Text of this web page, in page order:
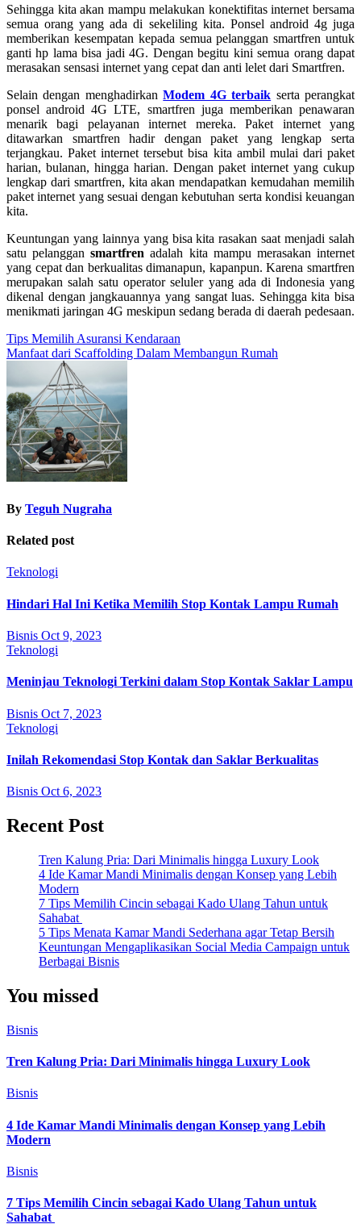
Sehingga kita akan mampu melakukan konektifitas internet bersama
semua orang yang ada di sekeliling kita. Ponsel android 4g juga
memberikan kesempatan kepada semua pelanggan smartfren untuk
ganti hp lama bisa jadi 4G. Dengan begitu kini semua orang dapat
merasakan sensasi internet yang cepat dan anti lelet dari Smartfren.
Selain dengan menghadirkanModem 4G terbaik serta perangkat
ponsel android 4G LTE, smartfren juga memberikan penawaran
menarik bagi pelayanan internet mereka. Paket internet yang
ditawarkan smartfren hadir dengan paket yang lengkap serta
terjangkau. Paket internet tersebut bisa kita ambil mulai dari paket
harian, bulanan, hingga harian. Dengan paket internet yang cukup
lengkap dari smartfren, kita akan mendapatkan kemudahan memilih
paket internet yang sesuai dengan kebutuhan serta kondisi keuangan
kita.
Keuntungan yang lainnya yang bisa kita rasakan saat menjadi salah
satu pelanggansmartfren adalah kita mampu merasakan internet
yang cepat dan berkualitas dimanapun, kapanpun. Karena smartfren
merupakan salah satu operator seluler yang ada di Indonesia yang
dikenal dengan jangkauannya yang sangat luas. Sehingga kita bisa
menikmati jaringan 4G meskipun sedang berada di daerah pedesaan.
Post
navigation
Tips Memilih Asuransi Kendaraan
Manfaat dari Scaffolding Dalam Membangun Rumah
By Teguh Nugraha
Related post
Teknologi
Hindari Hal Ini Ketika Memilih Stop Kontak Lampu Rumah
Bisnis Oct 9, 2023
Teknologi
Meninjau Teknologi Terkini dalam Stop Kontak Saklar Lampu
Bisnis Oct 7, 2023
Teknologi
Inilah Rekomendasi Stop Kontak dan Saklar Berkualitas
Bisnis Oct 6, 2023
Recent Post
Tren Kalung Pria: Dari Minimalis hingga Luxury Look
4 Ide Kamar Mandi Minimalis dengan Konsep yang Lebih
Modern
7 Tips Memilih Cincin sebagai Kado Ulang Tahun untuk
Sahabat
5 Tips Menata Kamar Mandi Sederhana agar Tetap Bersih
Keuntungan Mengaplikasikan Social Media Campaign untuk
Berbagai Bisnis
You missed
Bisnis
Tren Kalung Pria: Dari Minimalis hingga Luxury Look
Bisnis
4 Ide Kamar Mandi Minimalis dengan Konsep yang Lebih
Modern
Bisnis
7 Tips Memilih Cincin sebagai Kado Ulang Tahun untuk
Sahabat